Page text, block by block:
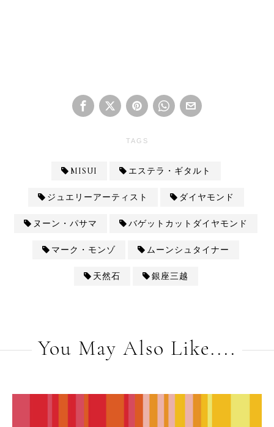
TAGS
MISUI エステラ・ギタルト
ジュエリーアーティスト ダイヤモンド
ヌーン・パサマ バゲットカットダイヤモンド
マーク・モンゾ ムーンシュタイナー
天然石 銀座三越
You May Also Like....